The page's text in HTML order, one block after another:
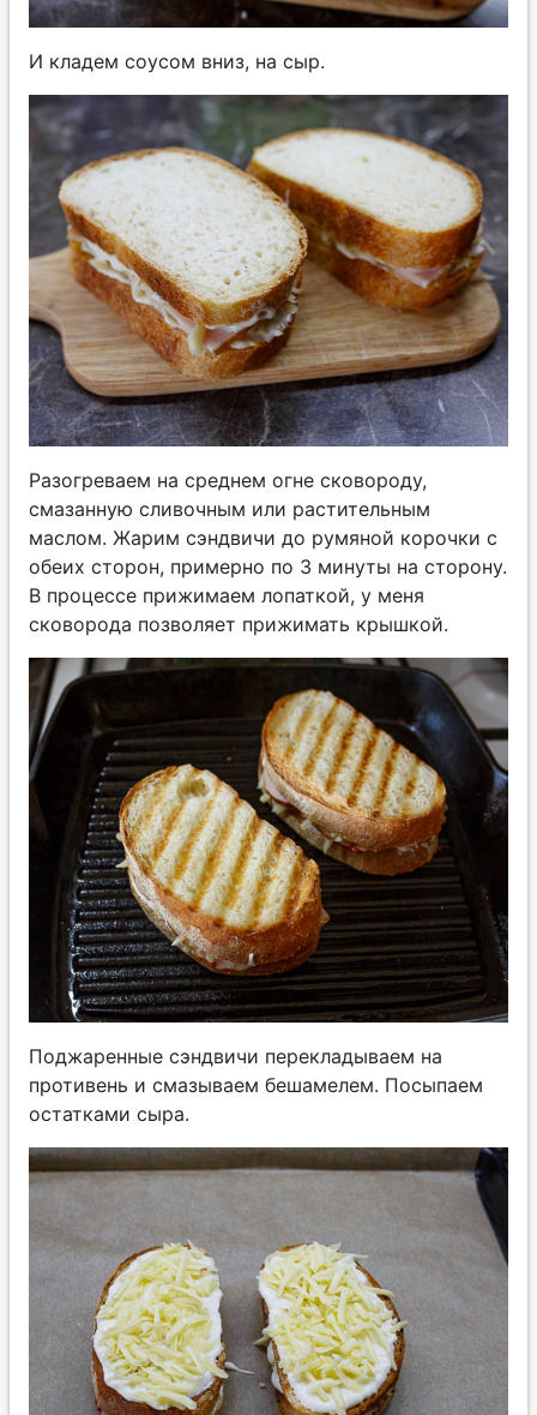
И кладем соусом вниз, на сыр.
Разогреваем на среднем огне сковороду,
смазанную сливочным или растительным
маслом. Жарим сэндвичи до румяной корочки с
обеих сторон, примерно по 3 минуты на сторону.
В процессе прижимаем лопаткой, у меня
сковорода позволяет прижимать крышкой.
Поджаренные сэндвичи перекладываем на
противень и смазываем бешамелем. Посыпаем
остатками сыра.